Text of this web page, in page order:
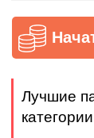
Лучшие
категории